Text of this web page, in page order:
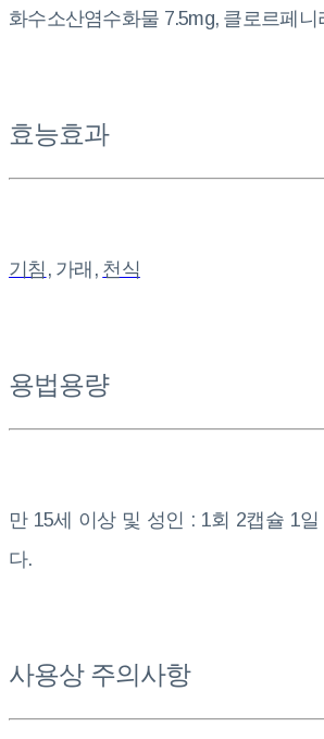
화수소산염수화물 7.5mg, 클로르페
효능효과
기침 , 가래, 천식
용법용량
만 15세 이상 및 성인 : 1회 2캡슐 1
다.
사용상 주의사항